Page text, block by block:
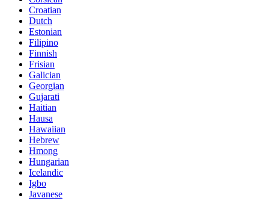
Croatian
Dutch
Estonian
Filipino
Finnish
Frisian
Galician
Georgian
Gujarati
Haitian
Hausa
Hawaiian
Hebrew
Hmong
Hungarian
Icelandic
Igbo
Javanese